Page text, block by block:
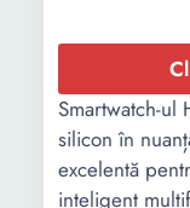
Smartwatch-ul
silicon în
excelentă
inteligent